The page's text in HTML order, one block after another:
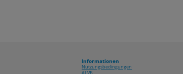
Informationen
Nutzungsbedingungen